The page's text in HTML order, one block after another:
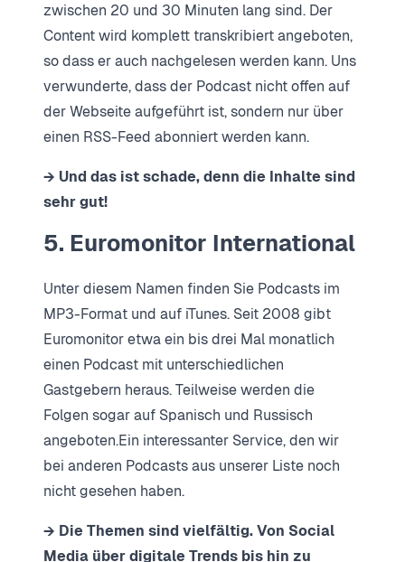
zwischen 20 und 30 Minuten lang sind. Der
Content wird komplett transkribiert angeboten,
so dass er auch nachgelesen werden kann. Uns
verwunderte, dass der Podcast nicht offen auf
der Webseite aufgeführt ist, sondern nur über
einen RSS-Feed abonniert werden kann.
→ Und das ist schade, denn die Inhalte sind
sehr gut!
5. Euromonitor International
Unter diesem Namen finden Sie Podcasts im
MP3-Format und auf iTunes. Seit 2008 gibt
Euromonitor etwa ein bis drei Mal monatlich
einen Podcast mit unterschiedlichen
Gastgebern heraus. Teilweise werden die
Folgen sogar auf Spanisch und Russisch
angeboten.Ein interessanter Service, den wir
bei anderen Podcasts aus unserer Liste noch
nicht gesehen haben.
→ Die Themen sind vielfältig. Von Social
Media über digitale Trends bis hin zu